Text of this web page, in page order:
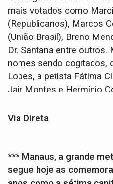
mais votados como
(Republicanos), Marcos
(União Brasil), Breno
Dr. Santana entre
nomes sendo cogitados,
Lopes, a petista Fátima
Jair Montes e Hermínio
Via Direta
*** Manaus, a grande
segue hoje as